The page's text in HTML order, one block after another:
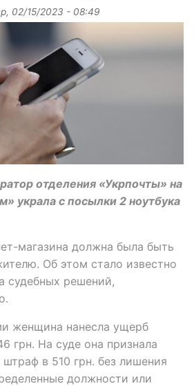
02/15/2023 - 08:49
отделения «Укрпочты» на
украла с посылки 2 ноутбука
магазина должна была быть
Об этом стало известно
судебных решений,
женщина нанесла ущерб
грн. На суде она признала
штраф в 510 грн. без лишения
должности или